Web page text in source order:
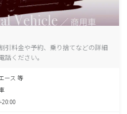
引料金や予約、乗り捨てなどの詳細
ください。
ース 等
20:00